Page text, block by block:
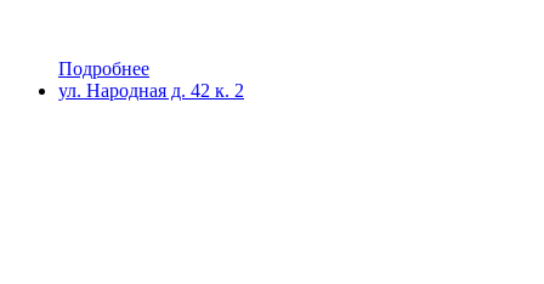
Подробнее
ул. Народная д. 42 к. 2